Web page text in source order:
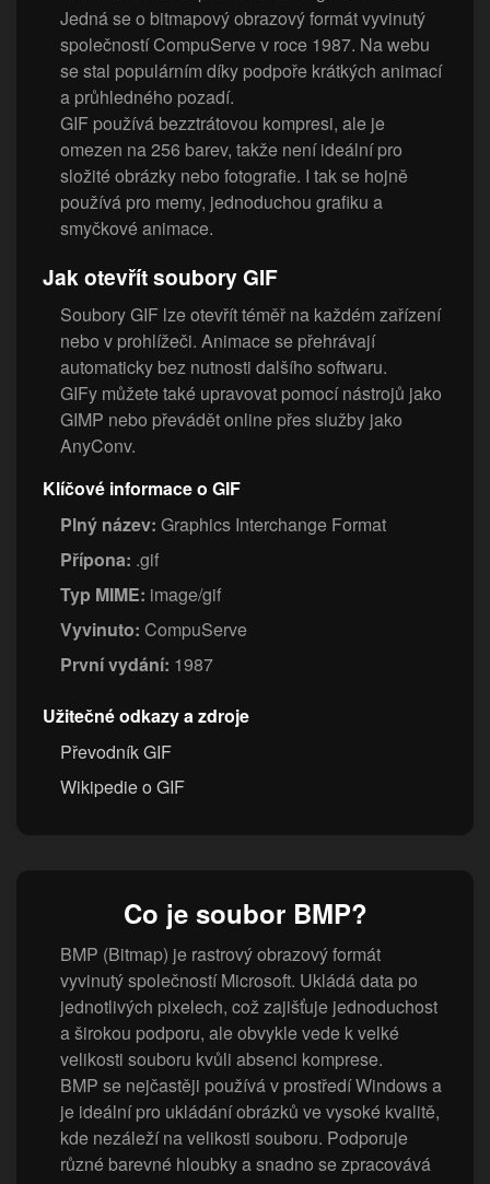
Jedná se o bitmapový obrazový formát vyvinutý
společností CompuServe v roce 1987. Na webu
se stal populárním díky podpoře krátkých animací
a průhledného pozadí.
GIF používá bezztrátovou kompresi, ale je
omezen na 256 barev, takže není ideální pro
složité obrázky nebo fotografie. I tak se hojně
používá pro memy, jednoduchou grafiku a
smyčkové animace.
Jak otevřít soubory GIF
Soubory GIF lze otevřít téměř na každém zařízení
nebo v prohlížeči. Animace se přehrávají
automaticky bez nutnosti dalšího softwaru.
GIFy můžete také upravovat pomocí nástrojů jako
GIMP nebo převádět online přes služby jako
AnyConv.
Klíčové informace o GIF
Plný název: Graphics Interchange Format
Přípona: .gif
Typ MIME: image/gif
Vyvinuto: CompuServe
První vydání: 1987
Užitečné odkazy a zdroje
Převodník GIF
Wikipedie o GIF
Co je soubor BMP?
BMP (Bitmap) je rastrový obrazový formát
vyvinutý společností Microsoft. Ukládá data po
jednotlivých pixelech, což zajišťuje jednoduchost
a širokou podporu, ale obvykle vede k velké
velikosti souboru kvůli absenci komprese.
BMP se nejčastěji používá v prostředí Windows a
je ideální pro ukládání obrázků ve vysoké kvalitě,
kde nezáleží na velikosti souboru. Podporuje
různé barevné hloubky a snadno se zpracovává